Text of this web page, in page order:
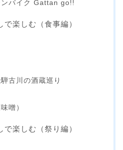
ンバイク Gattan go!!
楽しむ（食事編）
古川の酒蔵巡り
噌）
楽しむ（祭り編）